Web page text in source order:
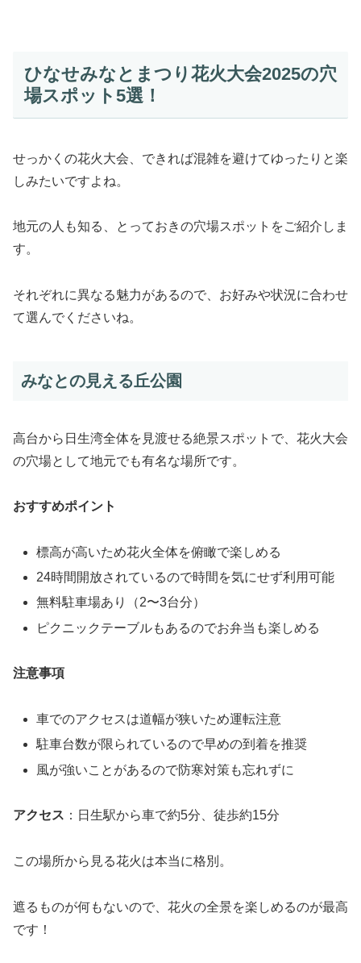
ひなせみなとまつり花火大会2025の穴
場スポット5選！
せっかくの花火大会、できれば混雑を避けてゆったりと楽
しみたいですよね。
地元の人も知る、とっておきの穴場スポットをご紹介しま
す。
それぞれに異なる魅力があるので、お好みや状況に合わせ
て選んでくださいね。
みなとの見える丘公園
高台から日生湾全体を見渡せる絶景スポットで、花火大会
の穴場として地元でも有名な場所です。
おすすめポイント
標高が高いため花火全体を俯瞰で楽しめる
24時間開放されているので時間を気にせず利用可能
無料駐車場あり（2〜3台分）
ピクニックテーブルもあるのでお弁当も楽しめる
注意事項
車でのアクセスは道幅が狭いため運転注意
駐車台数が限られているので早めの到着を推奨
風が強いことがあるので防寒対策も忘れずに
アクセス ：日生駅から車で約5分、徒歩約15分
この場所から見る花火は本当に格別。
遮るものが何もないので、花火の全景を楽しめるのが最高
です！